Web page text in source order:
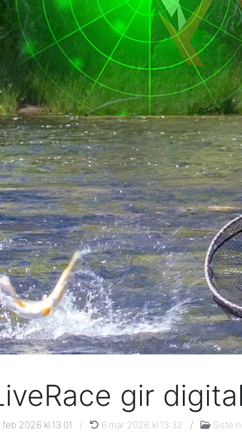
gir
2026 kl.13:01 / 6.mar 2026 kl.13:32 / Siste